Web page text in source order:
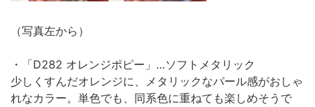
（写真左から）
・「D282 オレンジポピー」…ソフトメタリック
少しくすんだオレンジに、メタリックなパール感がおしゃ
れなカラー。単色でも、同系色に重ねても楽しめそうで